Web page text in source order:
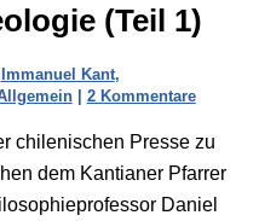
(Teil 1)
Immanuel Kant,
| 2 Kommentare
chilenischen Presse zu
dem Kantianer Pfarrer
Daniel